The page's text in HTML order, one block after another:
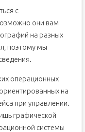
с
они вам
на разных
поэтому мы
операционных
на
при управлении.
графической
системы